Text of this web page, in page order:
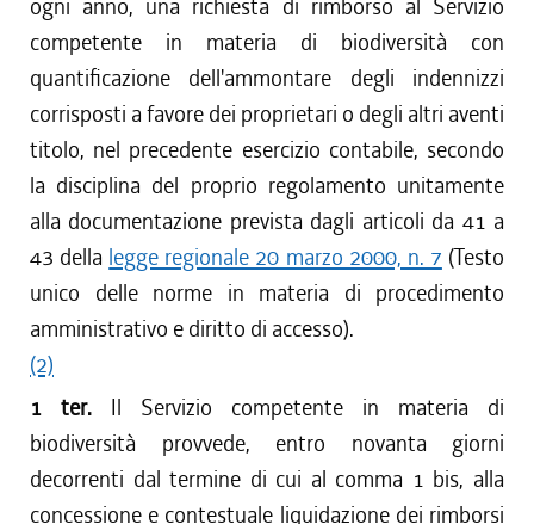
ogni anno, una richiesta di rimborso al Servizio
competente in materia di biodiversità con
quantificazione dell'ammontare degli indennizzi
corrisposti a favore dei proprietari o degli altri aventi
titolo, nel precedente esercizio contabile, secondo
la disciplina del proprio regolamento unitamente
alla documentazione prevista dagli articoli da 41 a
43 della legge regionale 20 marzo 2000, n. 7 (Testo
unico delle norme in materia di procedimento
amministrativo e diritto di accesso).
(2)
1 ter. Il Servizio competente in materia di
biodiversità provvede, entro novanta giorni
decorrenti dal termine di cui al comma 1 bis, alla
concessione e contestuale liquidazione dei rimborsi